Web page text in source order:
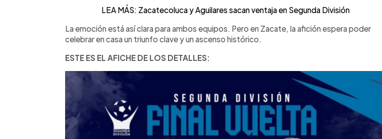
LEA MÁS: Zacatecoluca y Aguilares sacan ventaja en Segunda División
La emoción está así clara para ambos equipos. Pero en Zacate, la afición espera poder
celebrar en casa un triunfo clave y un ascenso histórico.
ESTE ES EL AFICHE DE LOS DETALLES: